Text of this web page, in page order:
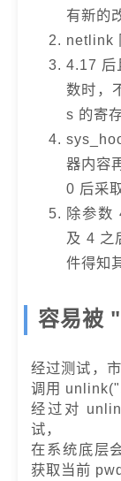
有新的
netlink
4.17 后
数时，
s 的寄
器内容
0 后采
除参数
及 4 之
件得知
容易被
经过测试，
调用
经过对
试，
在系统底层
获取当前